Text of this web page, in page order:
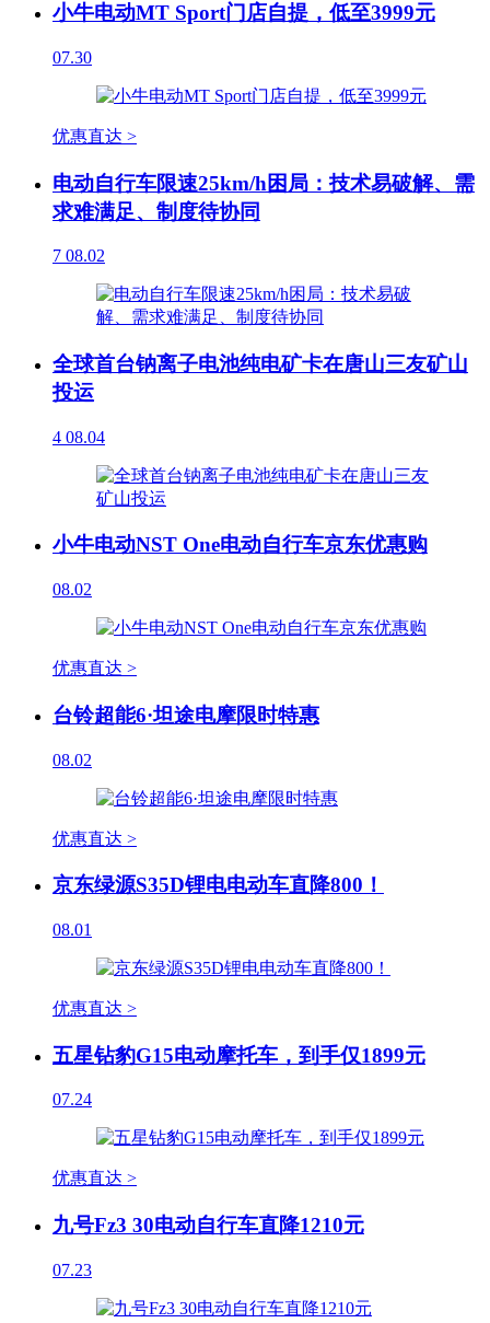
小牛电动MT Sport门店自提，低至3999元
07.30
优惠直达 >
电动自行车限速25km/h困局：技术易破解、需
求难满足、制度待协同
7 08.02
全球首台钠离子电池纯电矿卡在唐山三友矿山
投运
4 08.04
小牛电动NST One电动自行车京东优惠购
08.02
优惠直达 >
台铃超能6·坦途电摩限时特惠
08.02
优惠直达 >
京东绿源S35D锂电电动车直降800！
08.01
优惠直达 >
五星钻豹G15电动摩托车，到手仅1899元
07.24
优惠直达 >
九号Fz3 30电动自行车直降1210元
07.23